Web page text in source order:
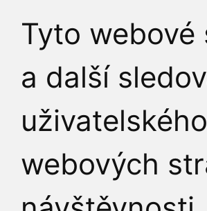
Tyto
a další
webových